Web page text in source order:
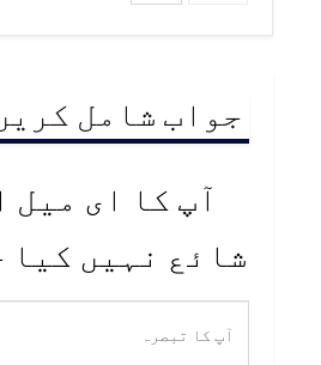
جواب شامل
آپ کا ای میل
شائع نہیں کیا